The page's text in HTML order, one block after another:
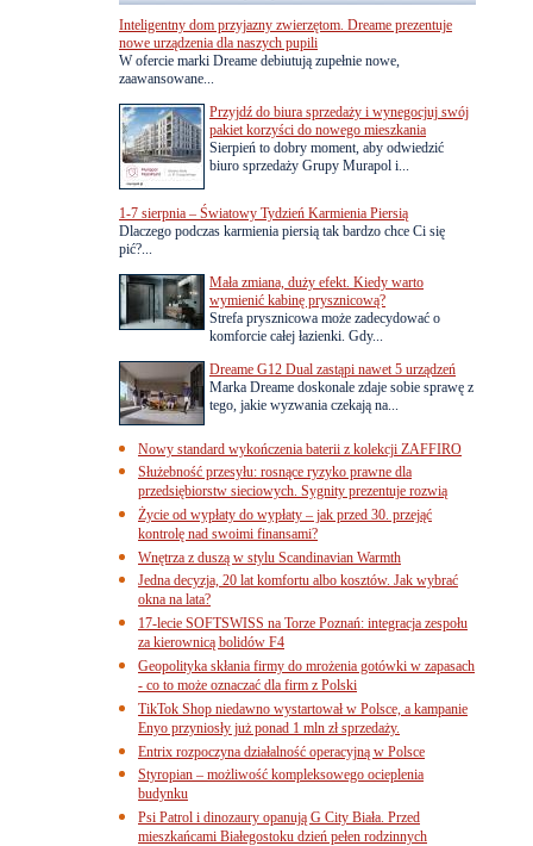
Inteligentny dom przyjazny zwierzętom. Dreame prezentuje
nowe urządzenia dla naszych pupili
W ofercie marki Dreame debiutują zupełnie nowe,
zaawansowane...
Przyjdź do biura sprzedaży i wynegocjuj swój
pakiet korzyści do nowego mieszkania
Sierpień to dobry moment, aby odwiedzić
biuro sprzedaży Grupy Murapol i...
1-7 sierpnia – Światowy Tydzień Karmienia Piersią
Dlaczego podczas karmienia piersią tak bardzo chce Ci się
pić?...
Mała zmiana, duży efekt. Kiedy warto
wymienić kabinę prysznicową?
Strefa prysznicowa może zadecydować o
komforcie całej łazienki. Gdy...
Dreame G12 Dual zastąpi nawet 5 urządzeń
Marka Dreame doskonale zdaje sobie sprawę z
tego, jakie wyzwania czekają na...
Nowy standard wykończenia baterii z kolekcji ZAFFIRO
Służebność przesyłu: rosnące ryzyko prawne dla
przedsiębiorstw sieciowych. Sygnity prezentuje rozwią
Życie od wypłaty do wypłaty – jak przed 30. przejąć
kontrolę nad swoimi finansami?
Wnętrza z duszą w stylu Scandinavian Warmth
Jedna decyzja, 20 lat komfortu albo kosztów. Jak wybrać
okna na lata?
17-lecie SOFTSWISS na Torze Poznań: integracja zespołu
za kierownicą bolidów F4
Geopolityka skłania firmy do mrożenia gotówki w zapasach
- co to może oznaczać dla firm z Polski
TikTok Shop niedawno wystartował w Polsce, a kampanie
Enyo przyniosły już ponad 1 mln zł sprzedaży.
Entrix rozpoczyna działalność operacyjną w Polsce
Styropian – możliwość kompleksowego ocieplenia
budynku
Psi Patrol i dinozaury opanują G City Biała. Przed
mieszkańcami Białegostoku dzień pełen rodzinnych